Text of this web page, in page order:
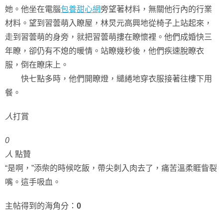
她。他坐在電腦包養甜心網旁望著材料，無關他行內的行業
材料。望到習蕓萌入瞭屋，林炅元高興地從椅子上站起來，
走到習蕓萌的身旁，就把習蕓萌摟在瞭懷裡。他們成婚快三
年瞭，卻仍有不熄的暖情。站瞭幾秒後，他們疾速脫瞭衣
服，倒在瞭床上。
快七點多時，他們開瞭燈，繾綣地穿衣服接著往樓下用
餐。
人打賞
0
人 點贊
“是啊，”添柴的時候吃飯，帶尖刺入肉去了，痛苦溫柔睚眥裂
嘴。這手吸血。
主帖得到的海角分： 0